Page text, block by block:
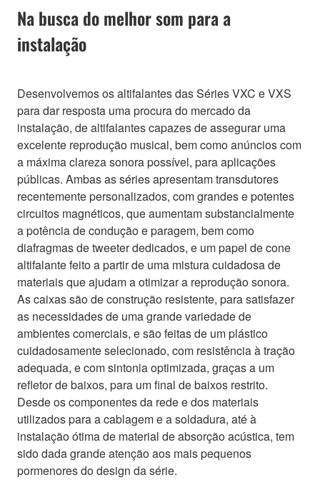
Na busca do melhor som para a
instalação
Desenvolvemos os altifalantes das Séries VXC e VXS
para dar resposta uma procura do mercado da
instalação, de altifalantes capazes de assegurar uma
excelente reprodução musical, bem como anúncios com
a máxima clareza sonora possível, para aplicações
públicas. Ambas as séries apresentam transdutores
recentemente personalizados, com grandes e potentes
circuitos magnéticos, que aumentam substancialmente
a potência de condução e paragem, bem como
diafragmas de tweeter dedicados, e um papel de cone
altifalante feito a partir de uma mistura cuidadosa de
materiais que ajudam a otimizar a reprodução sonora.
As caixas são de construção resistente, para satisfazer
as necessidades de uma grande variedade de
ambientes comerciais, e são feitas de um plástico
cuidadosamente selecionado, com resistência à tração
adequada, e com sintonia optimizada, graças a um
refletor de baixos, para um final de baixos restrito.
Desde os componentes da rede e dos materiais
utilizados para a cablagem e a soldadura, até à
instalação ótima de material de absorção acústica, tem
sido dada grande atenção aos mais pequenos
pormenores do design da série.